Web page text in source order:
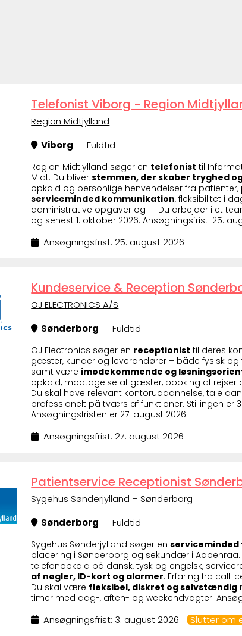
Telefonist Viborg - Region
Region Midtjylland
Viborg
Fuldtid
Region Midtjylland søger en telefonist til
Midt. Du bliverstemmen, der skaber tryghed
opkald og personlige henvendelser fra
serviceminded kommunikation, fleksibilitet i
administrative opgaver og IT. Du arbejder i et
og senest 1. oktober 2026. Ansøgningsfrist: 25.
Ansøgningsfrist: 25. august 2026
Kundeservice & Reception
OJ ELECTRONICS A/S
Sønderborg
Fuldtid
OJ Electronics søger en receptionist til deres
gæster, kunder og leverandører – både fysisk
samt være imødekommende og
opkald, modtagelse af gæster, booking af
Du skal have relevant kontoruddannelse, tale
professionelt på tværs af funktioner. Stillingen er
Ansøgningsfristen er 27. august 2026.
Ansøgningsfrist: 27. august 2026
Patientservice Receptionist
Sygehus Sønderjylland – Sønderborg
Sønderborg
Fuldtid
Sygehus Sønderjylland søger en
placering i Sønderborg og sekundær i Aabenraa.
telefonopkald på dansk, tysk og engelsk,
af nøgler, ID-kort og alarmer. Erfaring fra call-
Du skal være fleksibel, diskret og selvstændig
timer med dag-, aften- og weekendvagter.
Ansøgningsfrist: 3. august 2026 Slutter om